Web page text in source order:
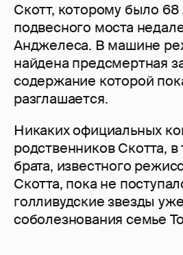
Скотт, которому было 68
подвесного моста
Анджелеса. В машине
найдена предсмертная
содержание которой
разглашается.
Никаких официальных
родственников Скотта,
брата, известного
Скотта, пока не
голливудские звезды
соболезнования семье